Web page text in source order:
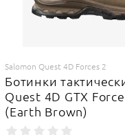
Salomon Quest 4D Forces 2
Ботинки
Quest 4D GTX
(Earth Brown)